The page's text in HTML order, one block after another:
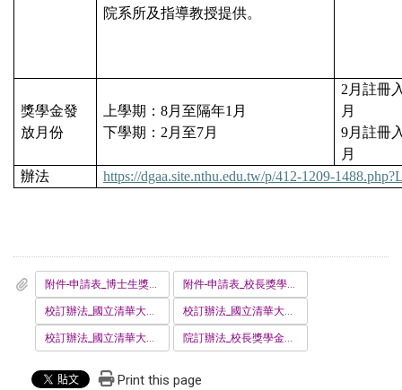
院系所及指導教授提供。
獎學金發
放月份
上學期： 8月至隔年1 月
下學期： 2 月至7月
2 月註冊
月
9月註冊
月
辦法
https://dgaa.site.nthu.edu.tw/p/412-1209-
Print this page